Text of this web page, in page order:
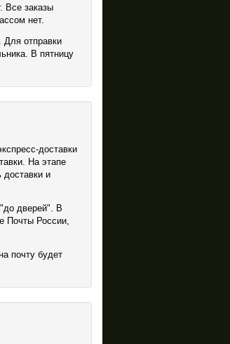
Все заказы
нет.
. Для отправки
В пятницу
доставки
На этапе
доставки и
дверей". В
Почты России,
почту будет